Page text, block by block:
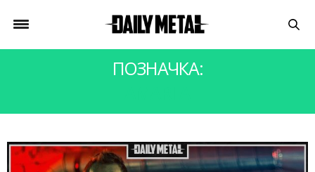
ПОЗНАЧКА: